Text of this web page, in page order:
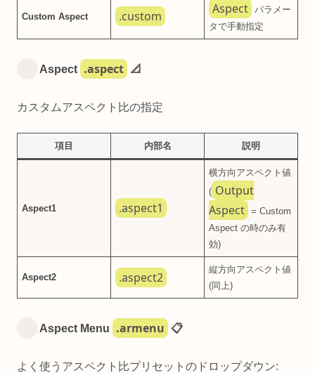
Custom Aspect .custom Aspect パラメー
タで手動指定
Aspect .aspect 📐
カスタムアスペクト比の指定
項目 内部名 説明
Aspect1 .aspect1
横方向アスペクト値
( Output
Aspect = Custom
Aspect の時のみ有
効)
Aspect2 .aspect2
縦方向アスペクト値
(同上)
Aspect Menu .armenu 📋
よく使うアスペクト比プリセットのドロップダウン: